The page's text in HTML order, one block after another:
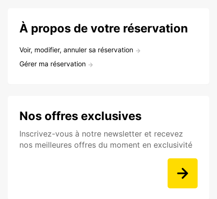
À propos de votre réservation
Voir, modifier, annuler sa réservation
Gérer ma réservation
Nos offres exclusives
Inscrivez-vous à notre newsletter et recevez
nos meilleures offres du moment en exclusivité